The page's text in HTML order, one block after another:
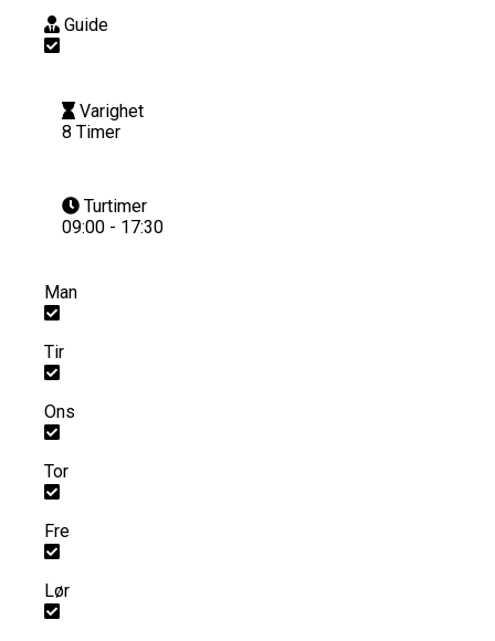
Guide
Varighet
8 Timer
Turtimer
09:00 - 17:30
Man
Tir
Ons
Tor
Fre
Lør